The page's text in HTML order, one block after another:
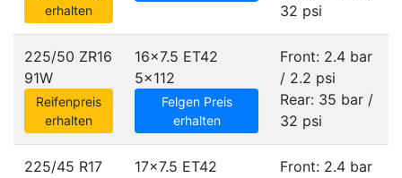
erhalten
32 psi
225/50 ZR16
91W
Reifenpreis
erhalten
16x7.5 ET42
5x112
Felgen Preis
erhalten
Front: 2.4 bar
/ 2.2 psi
Rear: 35 bar /
32 psi
225/45 R17
17x7.5 ET42
Front: 2.4 bar